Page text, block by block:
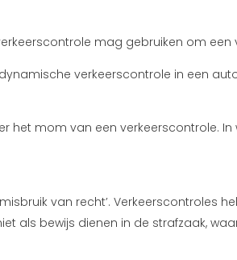
mag gebruiken om
verkeerscontrole in een
mom van een verkeerscontrole.
van recht’.
als bewijs dienen in de strafzaak,